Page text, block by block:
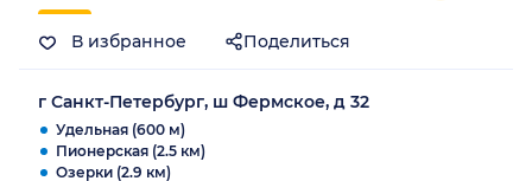
В избранное Поделиться
г Санкт-Петербург, ш Фермское, д 32
Удельная (600 м)
Пионерская (2.5 км)
Озерки (2.9 км)